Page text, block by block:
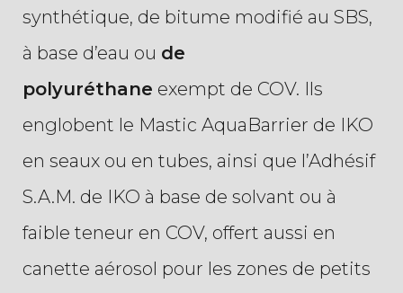
synthétique, de bitume modifié au SBS,
à base d’eau ou de
polyuréthane exempt de COV. Ils
englobent le Mastic AquaBarrier de IKO
en seaux ou en tubes, ainsi que l’Adhésif
S.A.M. de IKO à base de solvant ou à
faible teneur en COV, offert aussi en
canette aérosol pour les zones de petits